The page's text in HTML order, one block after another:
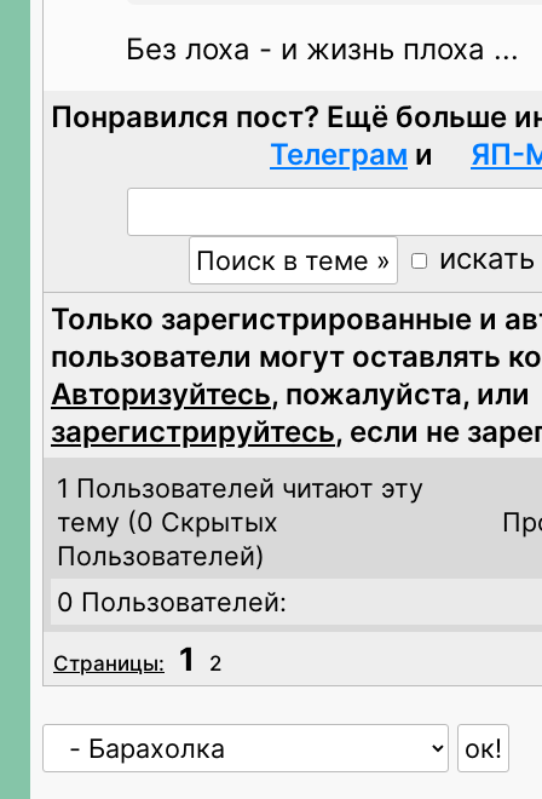
Без лоха - и жизнь плоха ...
Понравился пост? Ещё больше
Телеграм и ЯП-
Только зарегистрированные и
пользователи могут оставлять
Авторизуйтесь, пожалуйста, или
зарегистрируйтесь, если не
1 Пользователей читают эту
тему (0 Скрытых
Пользователей)
0 Пользователей:
Страницы: 1 2